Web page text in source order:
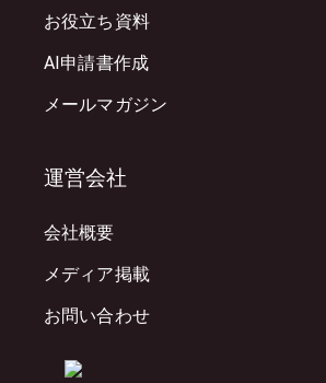
お役立ち資料
AI申請書作成
メールマガジン
運営会社
会社概要
メディア掲載
お問い合わせ